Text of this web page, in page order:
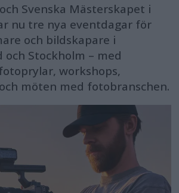
Svenska Mästerskapet i
nu tre nya eventdagar för
och bildskapare i
och Stockholm – med
workshops,
möten med fotobranschen.